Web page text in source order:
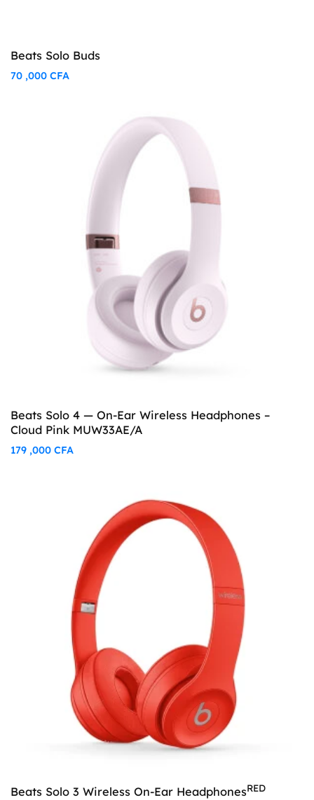
Beats Solo Buds
70 ,000 CFA
Beats Solo 4 — On-Ear Wireless Headphones –
Cloud Pink MUW33AE/A
179 ,000 CFA
Beats Solo 3 Wireless On-Ear HeadphonesRED